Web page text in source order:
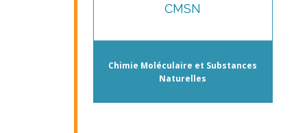
CMSN
Chimie Moléculaire et Substances
Naturelles